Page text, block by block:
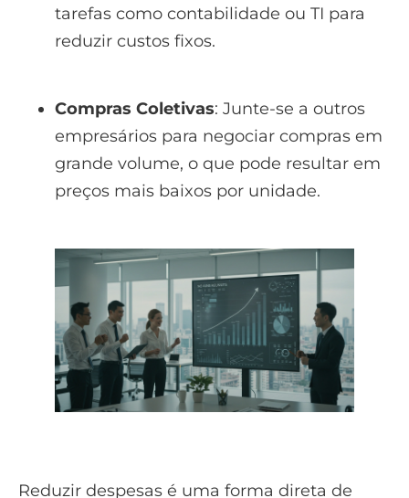
tarefas como contabilidade ou TI para
reduzir custos fixos.
Compras Coletivas: Junte-se a outros
empresários para negociar compras em
grande volume, o que pode resultar em
preços mais baixos por unidade.
Reduzir despesas é uma forma direta de